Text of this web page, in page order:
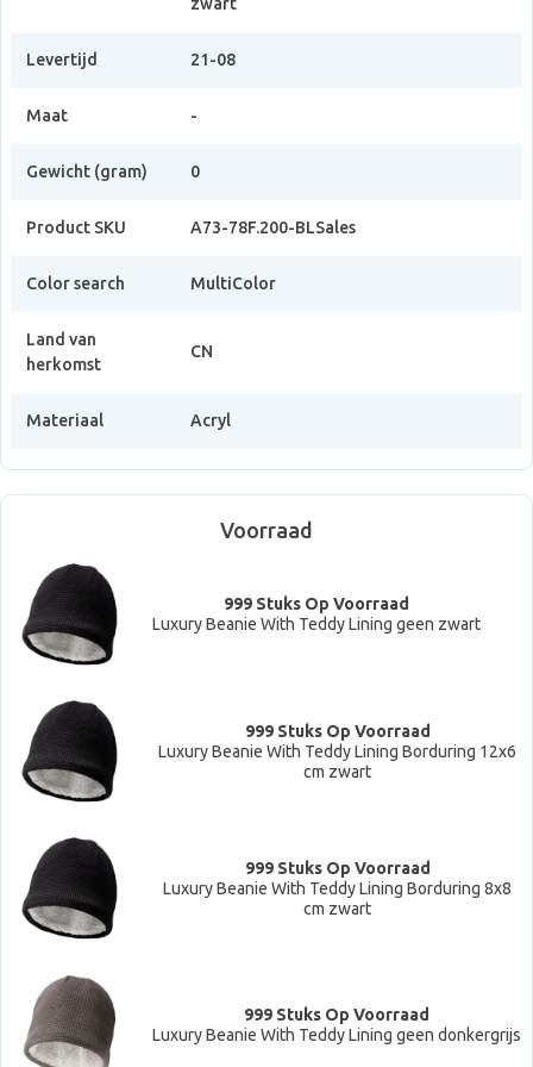
zwart
Levertijd 21-08
Maat -
Gewicht (gram) 0
Product SKU A73-78F.200-BLSales
Color search MultiColor
Land van
herkomst
CN
Materiaal Acryl
Voorraad
999 Stuks Op Voorraad
Luxury Beanie With Teddy Lining geen zwart
999 Stuks Op Voorraad
Luxury Beanie With Teddy Lining Borduring 12x6
cm zwart
999 Stuks Op Voorraad
Luxury Beanie With Teddy Lining Borduring 8x8
cm zwart
999 Stuks Op Voorraad
Luxury Beanie With Teddy Lining geen donkergrijs